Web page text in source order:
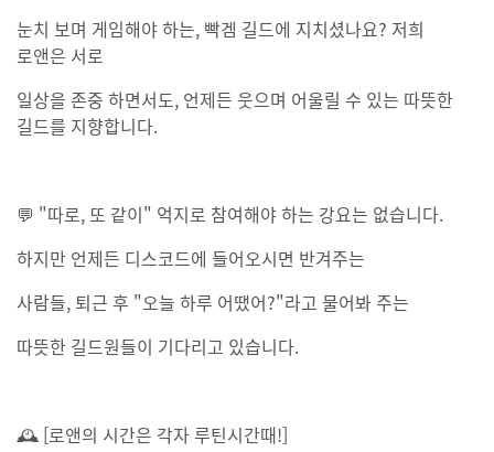
눈치 보며 게임해야 하는, 빡겜 길드에 지치셨나요? 저희
로앤은 서로
일상을 존중 하면서도, 언제든 웃으며 어울릴 수 있는 따뜻한
길드를 지향합니다.
💬 "따로, 또 같이" 억지로 참여해야 하는 강요는 없습니다.
하지만 언제든 디스코드에 들어오시면 반겨주는
사람들, 퇴근 후 "오늘 하루 어땠어?"라고 물어봐 주는
따뜻한 길드원들이 기다리고 있습니다.
🕰 [로앤의 시간은 각자 루틴시간때!]